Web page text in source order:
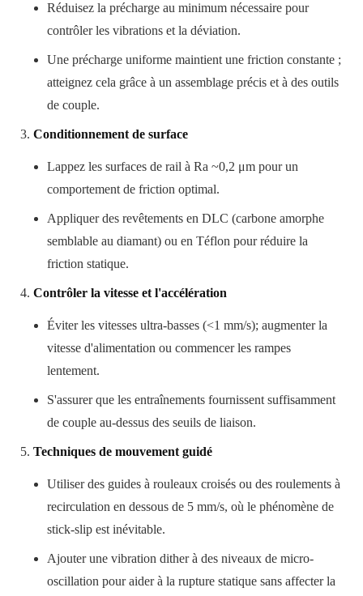
Réduisez la précharge au minimum nécessaire pour
contrôler les vibrations et la déviation.
Une précharge uniforme maintient une friction constante ;
atteignez cela grâce à un assemblage précis et à des outils
de couple.
Conditionnement de surface
Lappez les surfaces de rail à Ra ~0,2 μm pour un
comportement de friction optimal.
Appliquer des revêtements en DLC (carbone amorphe
semblable au diamant) ou en Téflon pour réduire la
friction statique.
Contrôler la vitesse et l'accélération
Éviter les vitesses ultra-basses (<1 mm/s); augmenter la
vitesse d'alimentation ou commencer les rampes
lentement.
S'assurer que les entraînements fournissent suffisamment
de couple au-dessus des seuils de liaison.
Techniques de mouvement guidé
Utiliser des guides à rouleaux croisés ou des roulements à
recirculation en dessous de 5 mm/s, où le phénomène de
stick-slip est inévitable.
Ajouter une vibration dither à des niveaux de micro-
oscillation pour aider à la rupture statique sans affecter la